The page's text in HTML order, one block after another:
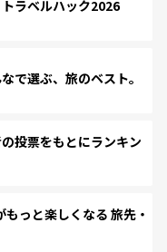
ラベルハック2026
で選ぶ、旅のベスト。
投票をもとにランキン
っと楽しくなる 旅先・